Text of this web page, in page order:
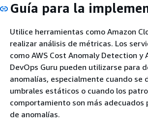
Guía para la
Utilice herramientas como Amazon
realizar análisis de métricas. Los
como AWS Cost Anomaly Detection y
DevOps Guru pueden utilizarse para
anomalías, especialmente cuando se
umbrales estáticos o cuando los
comportamiento son más adecuados
de anomalías.